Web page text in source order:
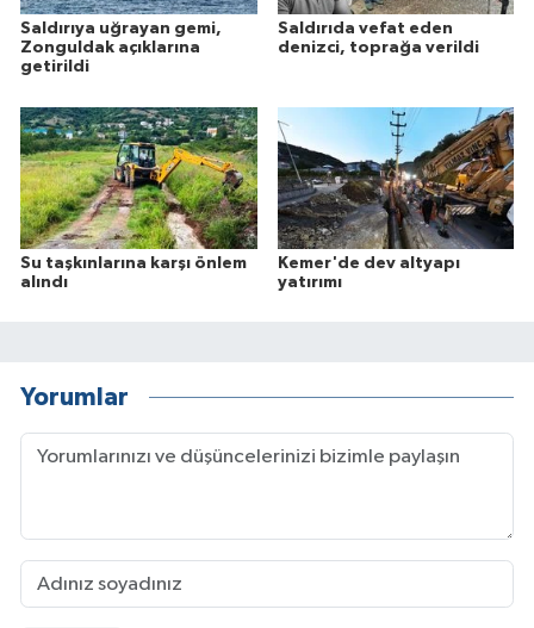
Saldırıya uğrayan gemi,
Zonguldak açıklarına
getirildi
Saldırıda vefat eden
denizci, toprağa verildi
Su taşkınlarına karşı önlem
alındı
Kemer'de dev altyapı
yatırımı
Yorumlar